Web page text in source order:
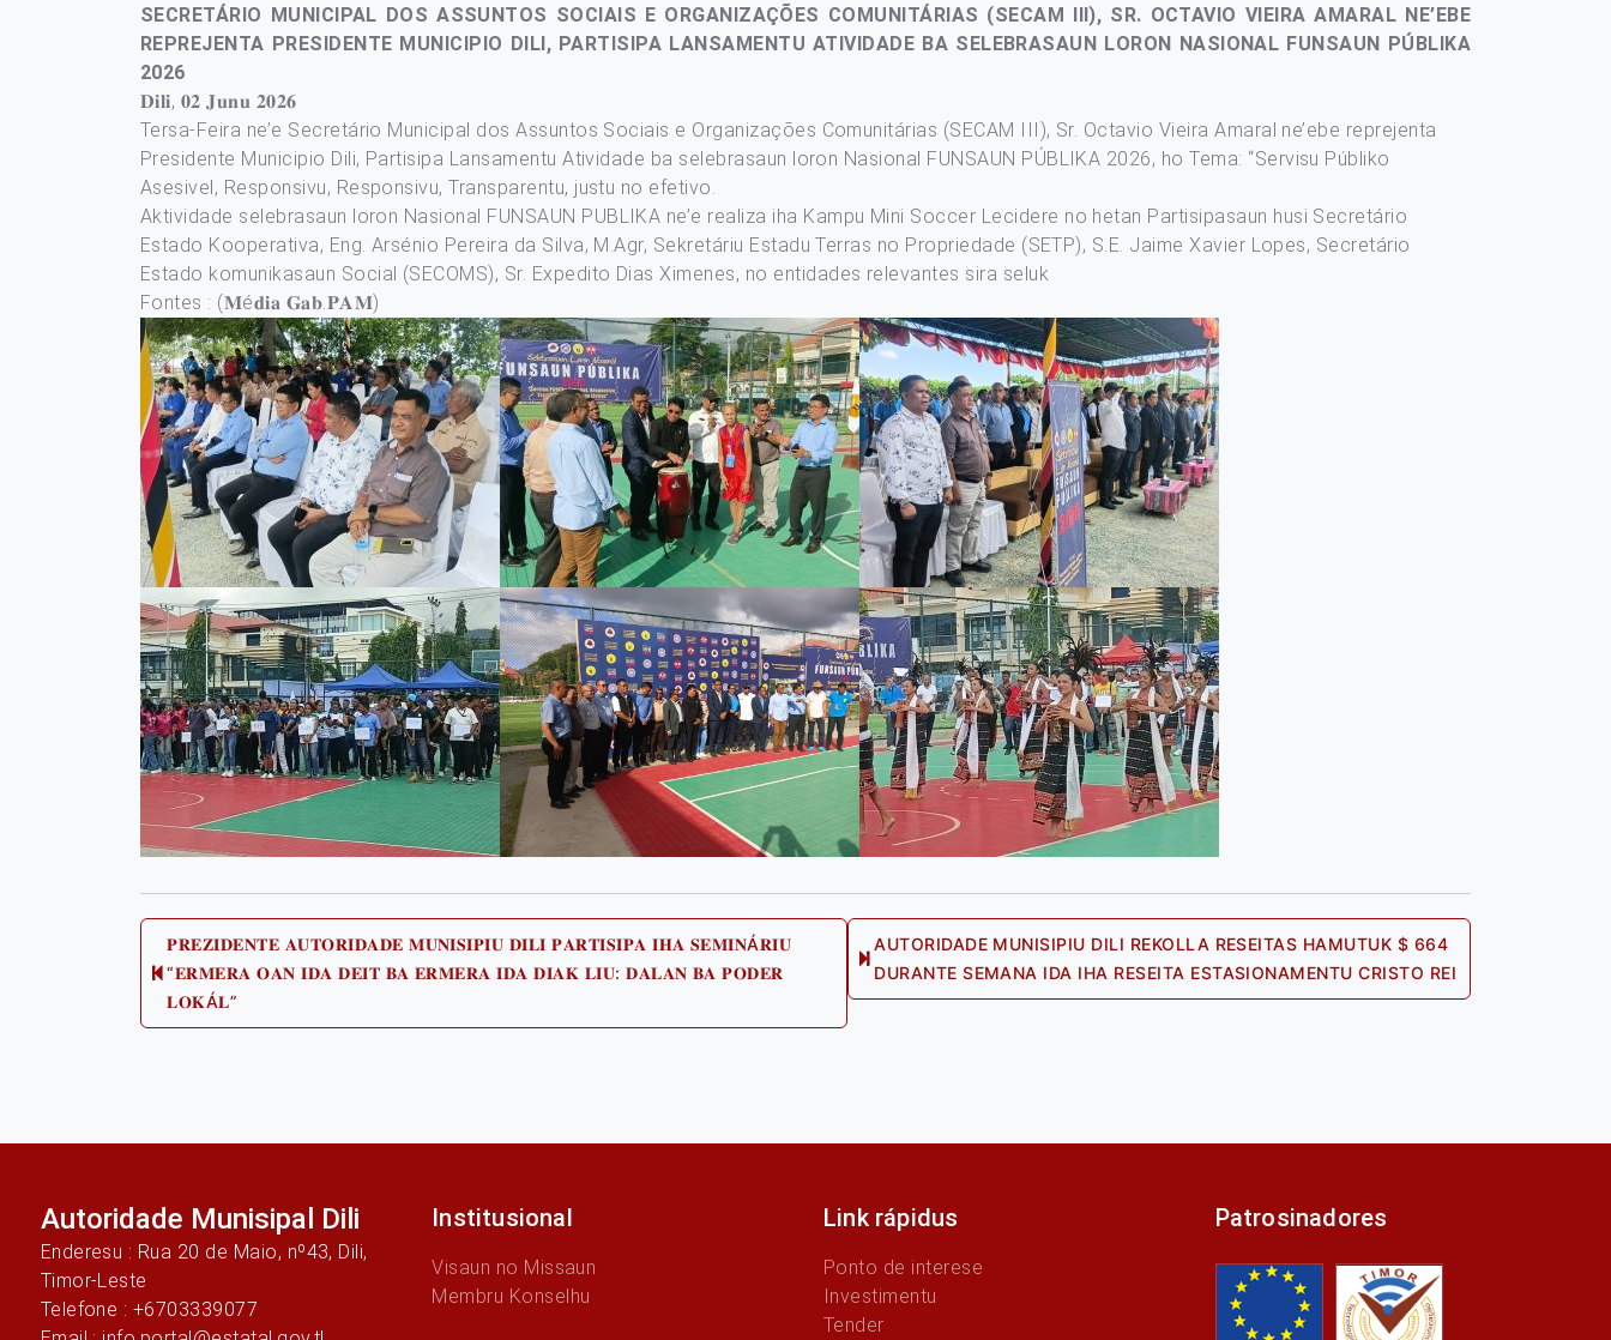
SECRETÁRIO MUNICIPAL DOS ASSUNTOS SOCIAIS E ORGANIZAÇÕES COMUNITÁRIAS (SECAM III), SR. OCTAVIO VIEIRA AMARAL NE’EBE
REPREJENTA PRESIDENTE MUNICIPIO DILI, PARTISIPA LANSAMENTU ATIVIDADE BA SELEBRASAUN LORON NASIONAL FUNSAUN PÚBLIKA
2026
𝐃𝐢𝐥𝐢, 𝟎𝟐 𝐉𝐮𝐧𝐮 𝟐𝟎𝟐𝟔
Tersa-Feira ne’e Secretário Municipal dos Assuntos Sociais e Organizações Comunitárias (SECAM III), Sr. Octavio Vieira Amaral ne’ebe reprejenta
Presidente Municipio Dili, Partisipa Lansamentu Atividade ba selebrasaun loron Nasional FUNSAUN PÚBLIKA 2026, ho Tema: “Servisu Públiko
Asesivel, Responsivu, Responsivu, Transparentu, justu no efetivo.
Aktividade selebrasaun loron Nasional FUNSAUN PUBLIKA ne’e realiza iha Kampu Mini Soccer Lecidere no hetan Partisipasaun husi Secretário
Estado Kooperativa, Eng. Arsénio Pereira da Silva, M.Agr, Sekretáriu Estadu Terras no Propriedade (SETP), S.E. Jaime Xavier Lopes, Secretário
Estado komunikasaun Social (SECOMS), Sr. Expedito Dias Ximenes, no entidades relevantes sira seluk
Fontes : (𝐌é𝐝𝐢𝐚 𝐆𝐚𝐛.𝐏𝐀𝐌)
Post
navigation
Previous
𝐏𝐑𝐄𝐙𝐈𝐃𝐄𝐍𝐓𝐄 𝐀𝐔𝐓𝐎𝐑𝐈𝐃𝐀𝐃𝐄 𝐌𝐔𝐍𝐈𝐒𝐈𝐏𝐈𝐔 𝐃𝐈𝐋𝐈 𝐏𝐀𝐑𝐓𝐈𝐒𝐈𝐏𝐀 𝐈𝐇𝐀 𝐒𝐄𝐌𝐈𝐍Á𝐑𝐈𝐔
“𝐄𝐑𝐌𝐄𝐑𝐀 𝐎𝐀𝐍 𝐈𝐃𝐀 𝐃𝐄𝐈𝐓 𝐁𝐀 𝐄𝐑𝐌𝐄𝐑𝐀 𝐈𝐃𝐀 𝐃𝐈𝐀𝐊 𝐋𝐈𝐔: 𝐃𝐀𝐋𝐀𝐍 𝐁𝐀 𝐏𝐎𝐃𝐄𝐑
𝐋𝐎𝐊Á𝐋”
Next
post:
AUTORIDADE MUNISIPIU DILI REKOLLA RESEITAS HAMUTUK $ 664
DURANTE SEMANA IDA IHA RESEITA ESTASIONAMENTU CRISTO REI
Autoridade Munisipal Dili
Enderesu : Rua 20 de Maio, nº43, Dili,
Timor-Leste
Telefone : +6703339077
Institusional
Visaun no Missaun
Membru Konselhu
Link rápidus
Ponto de interese
Investimentu
Tender
Patrosinadores